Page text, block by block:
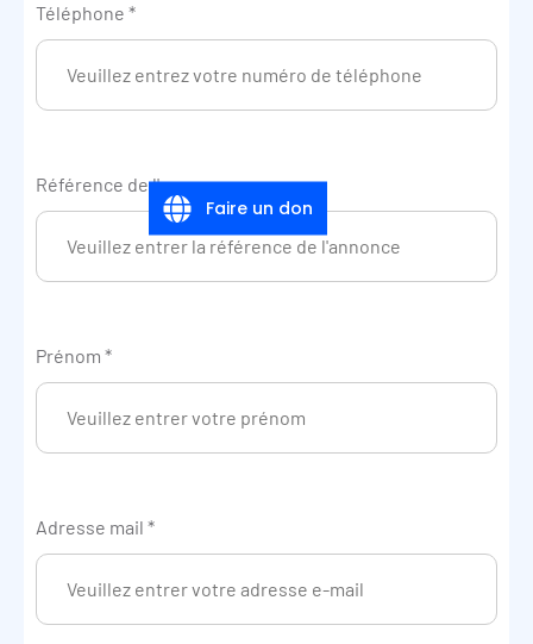
Téléphone *
Référence de l'annonce
Prénom *
Adresse mail *
Faire un don